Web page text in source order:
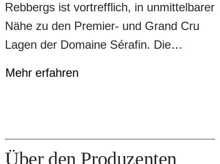
Rebbergs ist vortrefflich, in unmittelbarer
Nähe zu den Premier- und Grand Cru
Lagen der Domaine Sérafin. Die
schliesslich ab den Sechzigerjahren die
Ernten selbst einzukellern und den Wein
Mehr erfahren
Über den Produzenten